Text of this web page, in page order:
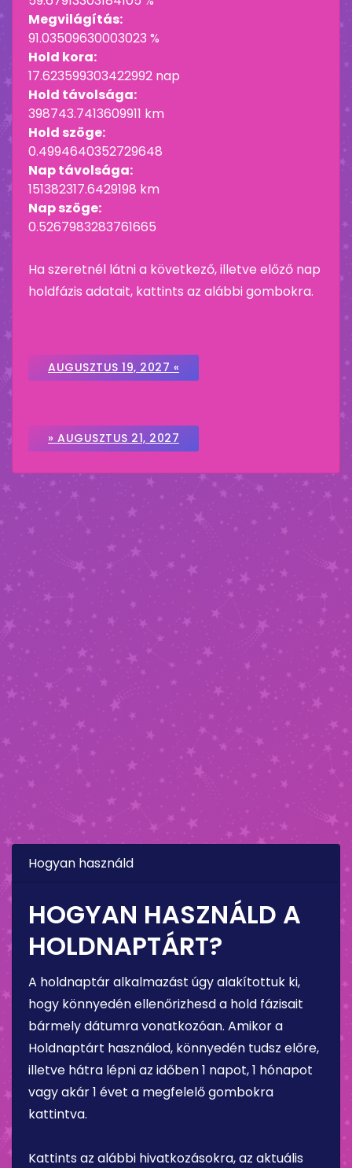
Megvilágítás:
91.03509630003023 %
Hold kora:
17.623599303422992 nap
Hold távolsága:
398743.7413609911 km
Hold szöge:
0.4994640352729648
Nap távolsága:
151382317.6429198 km
Nap szöge:
0.5267983283761665
Ha szeretnél látni a következő, illetve előző nap
holdfázis adatait, kattints az alábbi gombokra.
AUGUSZTUS 19, 2027 «
» AUGUSZTUS 21, 2027
Hogyan használd
HOGYAN HASZNÁLD A
HOLDNAPTÁRT?
A holdnaptár alkalmazást úgy alakítottuk ki,
hogy könnyedén ellenőrizhesd a hold fázisait
bármely dátumra vonatkozóan. Amikor a
Holdnaptárt használod, könnyedén tudsz előre,
illetve hátra lépni az időben 1 napot, 1 hónapot
vagy akár 1 évet a megfelelő gombokra
kattintva.
Kattints az alábbi hivatkozásokra, az aktuális